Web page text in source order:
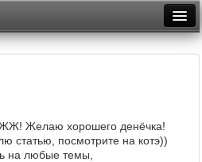
Рейтинги
ЖЖ! Желаю хорошего денёчка!
статью, посмотрите на котэ))
на любые темы,